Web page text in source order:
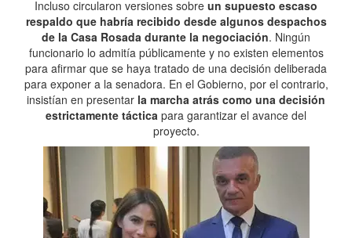
Incluso circularon versiones sobre un supuesto escaso
respaldo que habría recibido desde algunos despachos
de la Casa Rosada durante la negociación. Ningún
funcionario lo admitía públicamente y no existen elementos
para afirmar que se haya tratado de una decisión deliberada
para exponer a la senadora. En el Gobierno, por el contrario,
insistían en presentar la marcha atrás como una decisión
estrictamente táctica para garantizar el avance del
proyecto.